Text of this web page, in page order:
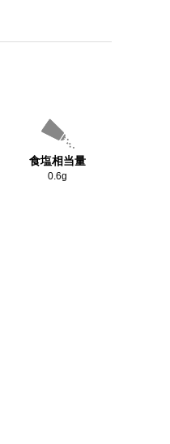
食塩相当量
0.6g